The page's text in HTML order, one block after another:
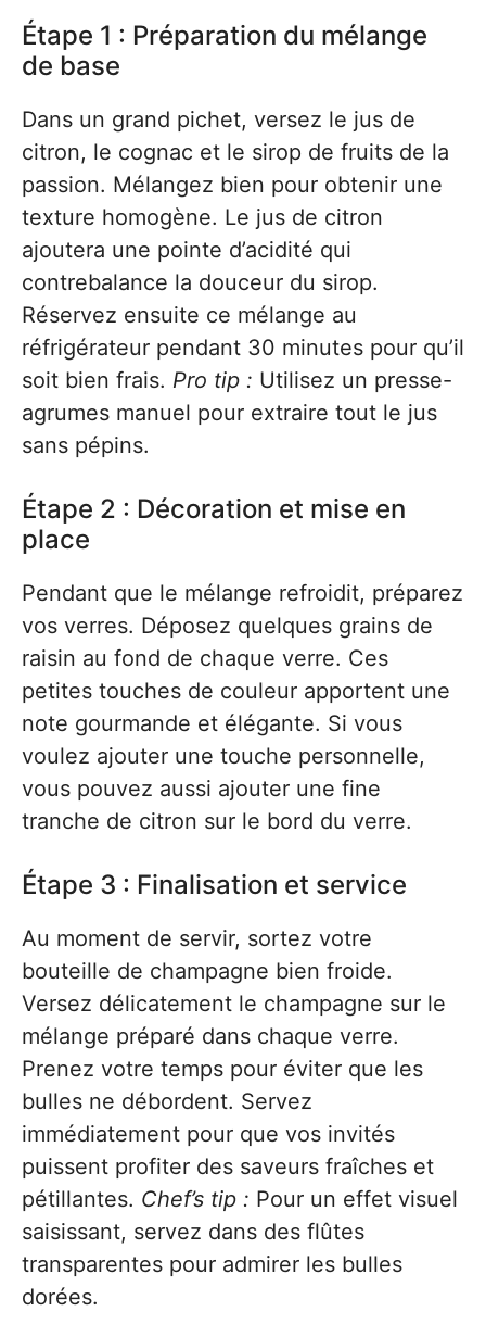
Étape 1 : Préparation du mélange
de base
Dans un grand pichet, versez le jus de
citron, le cognac et le sirop de fruits de la
passion. Mélangez bien pour obtenir une
texture homogène. Le jus de citron
ajoutera une pointe d’acidité qui
contrebalance la douceur du sirop.
Réservez ensuite ce mélange au
réfrigérateur pendant 30 minutes pour qu’il
soit bien frais. Pro tip : Utilisez un presse-
agrumes manuel pour extraire tout le jus
sans pépins.
Étape 2 : Décoration et mise en
place
Pendant que le mélange refroidit, préparez
vos verres. Déposez quelques grains de
raisin au fond de chaque verre. Ces
petites touches de couleur apportent une
note gourmande et élégante. Si vous
voulez ajouter une touche personnelle,
vous pouvez aussi ajouter une fine
tranche de citron sur le bord du verre.
Étape 3 : Finalisation et service
Au moment de servir, sortez votre
bouteille de champagne bien froide.
Versez délicatement le champagne sur le
mélange préparé dans chaque verre.
Prenez votre temps pour éviter que les
bulles ne débordent. Servez
immédiatement pour que vos invités
puissent profiter des saveurs fraîches et
pétillantes. Chef’s tip : Pour un effet visuel
saisissant, servez dans des flûtes
transparentes pour admirer les bulles
dorées.